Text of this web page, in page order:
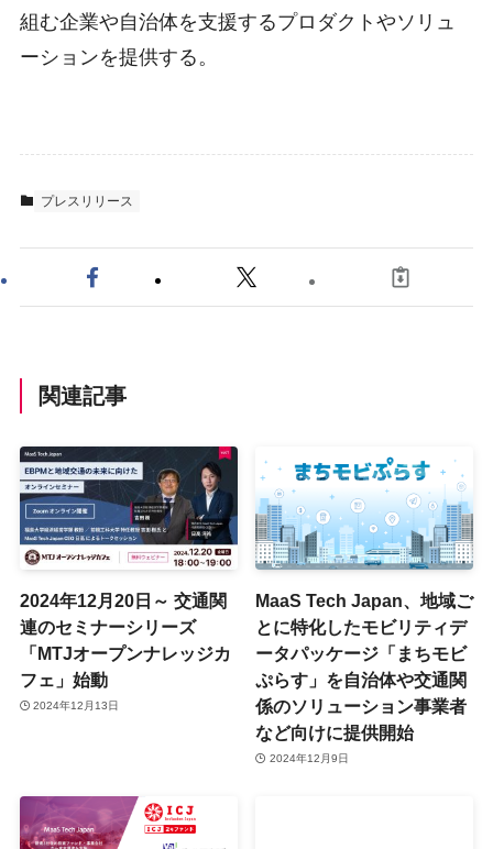
組む企業や自治体を支援するプロダクトやソリュ
ーションを提供する。
プレスリリース
関連記事
2024年12月20日～ 交通関
連のセミナーシリーズ
「MTJオープンナレッジカ
フェ」始動
2024年12月13日
MaaS Tech Japan、地域ご
とに特化したモビリティデ
ータパッケージ「まちモビ
ぷらす」を自治体や交通関
係のソリューション事業者
など向けに提供開始
2024年12月9日